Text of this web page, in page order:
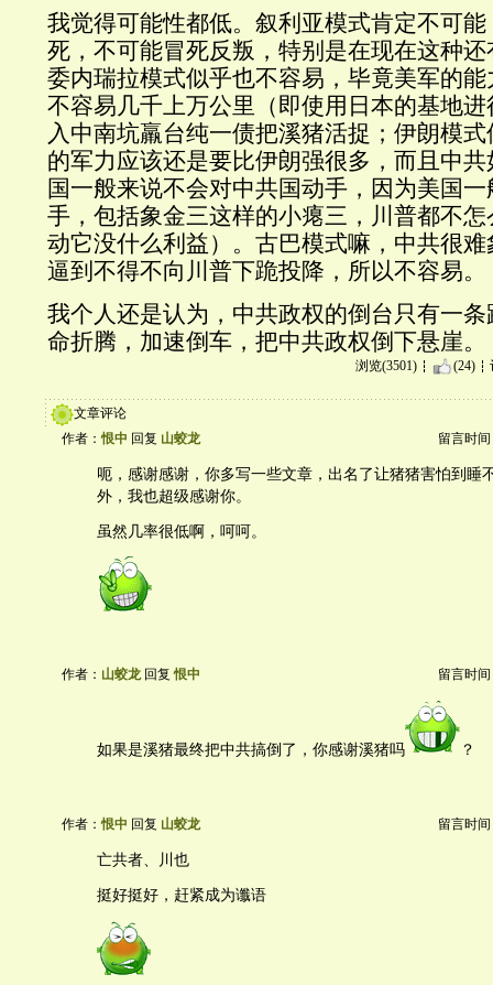
我觉得可能性都低。叙利亚模式肯定不可
死，不可能冒死反叛，特别是在现在这种
委内瑞拉模式似乎也不容易，毕竟美军的
不容易几千上万公里（即使用日本的基地
入中南坑羸台纯一债把溪猪活捉；伊朗模
的军力应该还是要比伊朗强很多，而且中
国一般来说不会对中共国动手，因为美国
手，包括象金三这样的小瘪三，川普都不
动它没什么利益）。古巴模式嘛，中共很
逼到不得不向川普下跪投降，所以不容易。
我个人还是认为，中共政权的倒台只有一
命折腾，加速倒车，把中共政权倒下悬崖。
浏览(3501) (24)
文章评论
作者：恨中 回复 山蛟龙 留言时间
呃，感谢感谢，你多写一些文章，出名了让猪猪害怕到睡
外，我也超级感谢你。
虽然几率很低啊，呵呵。
作者： 山蛟龙回复恨中 留言时间
如果是溪猪最终把中共搞倒了，你感谢溪猪吗 ？
作者：恨中 回复 山蛟龙 留言时间
亡共者、川也
挺好挺好，赶紧成为谶语